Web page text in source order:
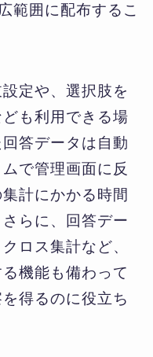
範囲に配布するこ
定や、選択肢を
も利用できる場
答データは自動
で管理画面に反
計にかかる時間
らに、回答デー
ロス集計など、
機能も備わって
得るのに役立ち